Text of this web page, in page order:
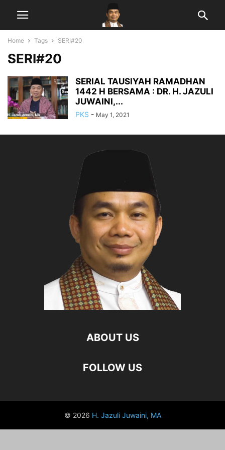
Home Tags SERI#20
SERI#20
SERIAL TAUSIYAH RAMADHAN
1442 H BERSAMA : DR. H. JAZULI
JUWAINI,...
PKS - May 1, 2021
ABOUT US
FOLLOW US
© 2026 H. Jazuli Juwaini, MA